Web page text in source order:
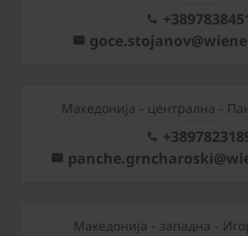
Mакедонија - централна -
Mакедонија - западна -